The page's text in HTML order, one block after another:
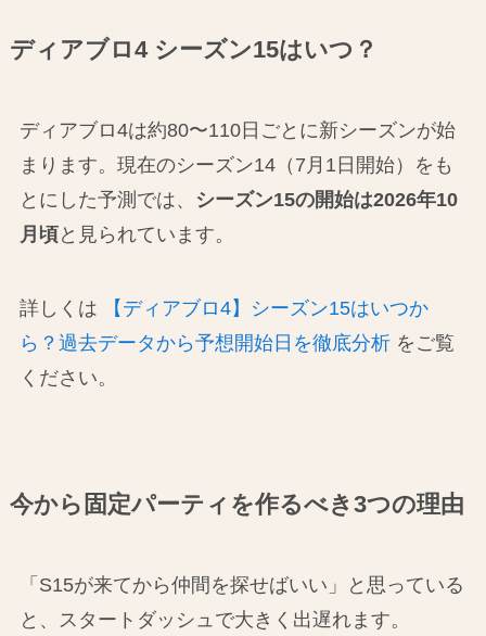
ディアブロ4 シーズン15はいつ？
ディアブロ4は約80〜110日ごとに新シーズンが始
まります。現在のシーズン14（7月1日開始）をも
とにした予測では、
シーズン15の開始は2026年10
月頃と見られています。
詳しくは
【ディアブロ4】シーズン15はいつか
ら？過去データから予想開始日を徹底分析をご覧
ください。
今から固定パーティを作るべき3つの理由
「S15が来てから仲間を探せばいい」と思っている
と、スタートダッシュで大きく出遅れます。